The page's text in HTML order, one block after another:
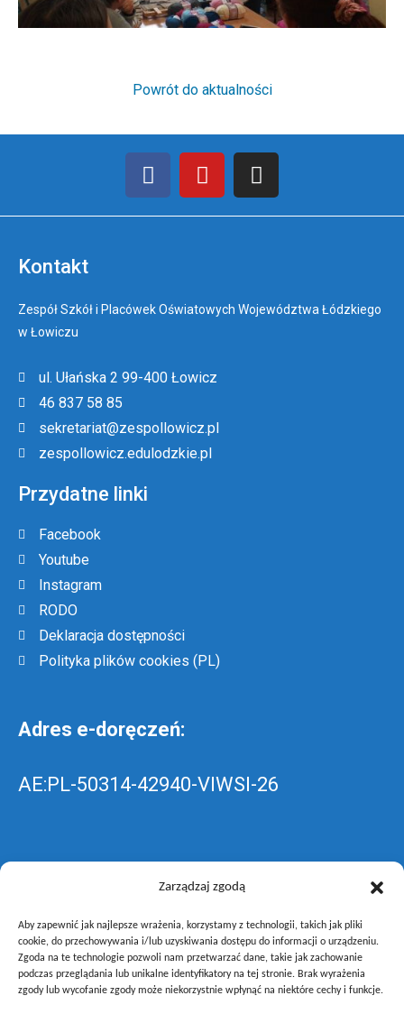
Zarządzaj zgodą
Aby zapewnić jak najlepsze wrażenia, korzystamy z technologii, takich jak pliki
cookie, do przechowywania i/lub uzyskiwania dostępu do informacji o urządzeniu.
Zgoda na te technologie pozwoli nam przetwarzać dane, takie jak zachowanie
podczas przeglądania lub unikalne identyfikatory na tej stronie. Brak wyrażenia
zgody lub wycofanie zgody może niekorzystnie wpłynąć na niektóre cechy i funkcje.
Powrót do aktualności
Kontakt
Zespół Szkół i Placówek Oświatowych Województwa Łódzkiego
w Łowiczu
ul. Ułańska 2 99-400 Łowicz
46 837 58 85
sekretariat@zespollowicz.pl
zespollowicz.edulodzkie.pl
Przydatne linki
Facebook
Youtube
Instagram
RODO
Deklaracja dostępności
Polityka plików cookies (PL)
Adres e-doręczeń:
AE:PL-50314-42940-VIWSI-26
Skrzynka EPUAP: ZespolLowicz
wyślij pismo ogólne do szkoły –poprzez
gov.pl